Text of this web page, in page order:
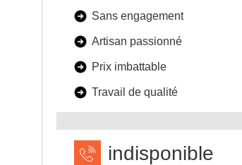
Sans engagement
Artisan passionné
Prix imbattable
Travail de qualité
indisponible